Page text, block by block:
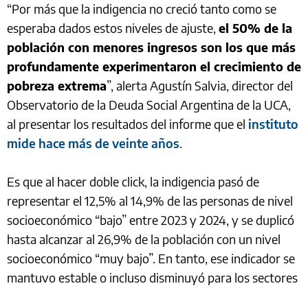
“Por más que la indigencia no creció tanto como se
esperaba dados estos niveles de ajuste, el 50% de la
población con menores ingresos son los que más
profundamente experimentaron el crecimiento de
pobreza extrema”, alerta Agustín Salvia, director del
Observatorio de la Deuda Social Argentina de la UCA,
al presentar los resultados del informe que el instituto
mide hace más de veinte años.
Es que al hacer doble click, la indigencia pasó de
representar el 12,5% al 14,9% de las personas de nivel
socioeconómico “bajo” entre 2023 y 2024, y se duplicó
hasta alcanzar al 26,9% de la población con un nivel
socioeconómico “muy bajo”. En tanto, ese indicador se
mantuvo estable o incluso disminuyó para los sectores